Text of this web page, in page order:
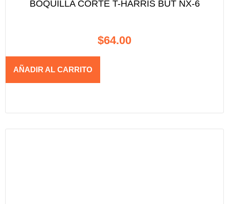
BOQUILLA CORTE T-HARRIS BUT NX-6
$64.00
AÑADIR AL CARRITO